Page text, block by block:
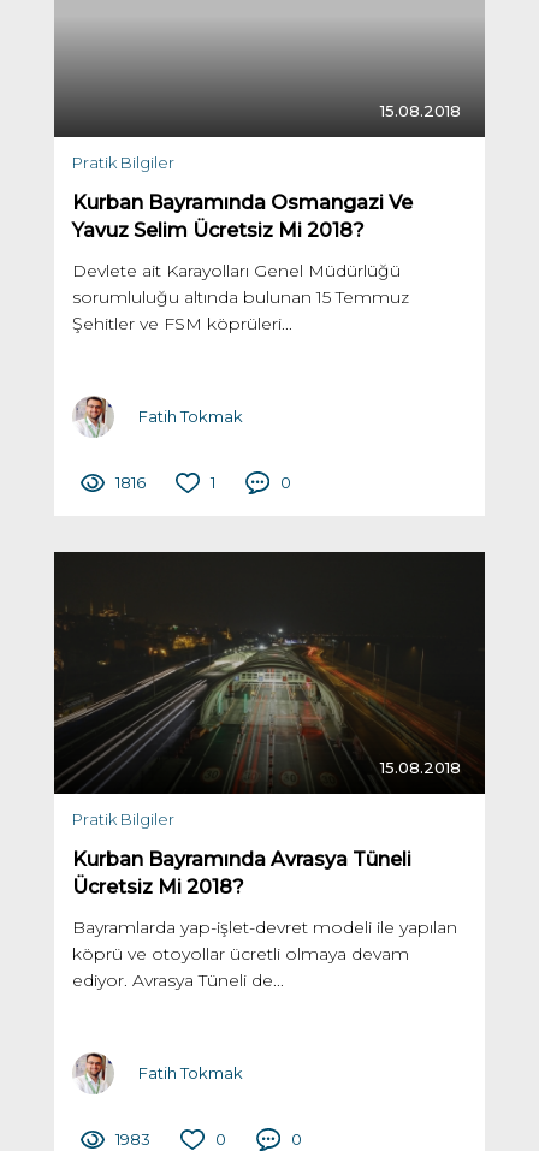
15.08.2018
Pratik Bilgiler
Kurban Bayramında Osmangazi Ve
Yavuz Selim Ücretsiz Mi 2018?
Devlete ait Karayolları Genel Müdürlüğü
sorumluluğu altında bulunan 15 Temmuz
Şehitler ve FSM köprüleri...
Fatih Tokmak
1816 1 0
15.08.2018
Pratik Bilgiler
Kurban Bayramında Avrasya Tüneli
Ücretsiz Mi 2018?
Bayramlarda yap-işlet-devret modeli ile yapılan
köprü ve otoyollar ücretli olmaya devam
ediyor. Avrasya Tüneli de...
Fatih Tokmak
1983 0 0